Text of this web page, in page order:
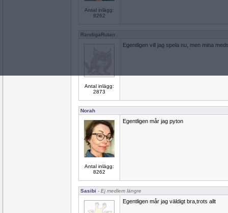
Antal inlägg:
8262
RandigaRutan
Antal inlägg:
2873
Egentligen vill jag spela nu, men mina
Norah
Antal inlägg:
8262
Egentligen mår jag pyton
Sasibi - Ej medlem längre
Egentligen mår jag väldigt bra,trots allt